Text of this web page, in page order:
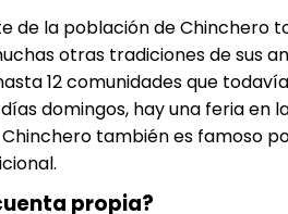
de la población de Chinchero
otras tradiciones de sus
12 comunidades que
días domingos, hay una feria
también es famoso
propia?